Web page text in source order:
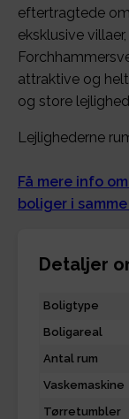
eftertragtede
eksklusive
attraktive og
og store
Lejlighederne
Få mere info
boliger i
Detaljer
Boligtype
Boligareal
Antal rum
Vaskemaskine
Tørretumbler